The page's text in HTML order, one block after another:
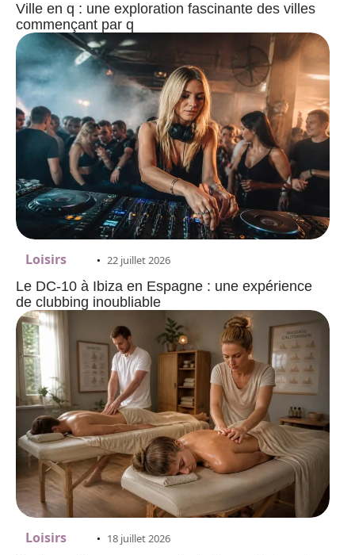
Ville en q : une exploration fascinante des villes
commençant par q
Loisirs 22 juillet 2026
Le DC‑10 à Ibiza en Espagne : une expérience
de clubbing inoubliable
Loisirs 18 juillet 2026